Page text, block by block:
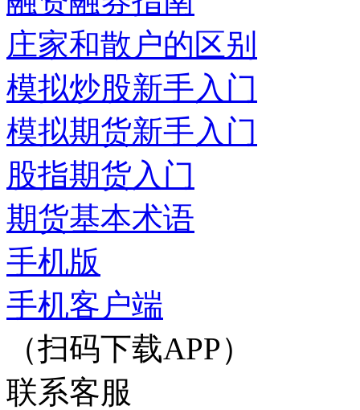
庄家和散户的区别
模拟炒股新手入门
模拟期货新手入门
股指期货入门
期货基本术语
手机版
手机客户端
（扫码下载APP）
联系客服